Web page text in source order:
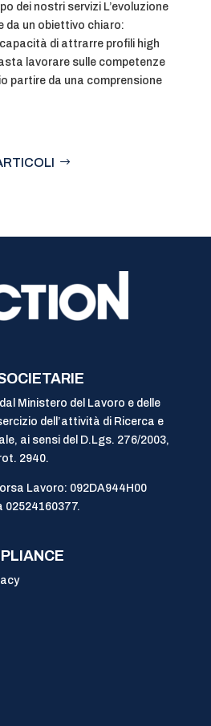
dei nostri servizi L’evoluzione
da un obiettivo chiaro:
di attrarre profili high
lavorare sulle competenze
partire da una comprensione
Ministero del Lavoro e delle
dell’attività di Ricerca e
ai sensi del D.Lgs. 276/2003,
2940.
Lavoro: 092DA944H00
02524160377.